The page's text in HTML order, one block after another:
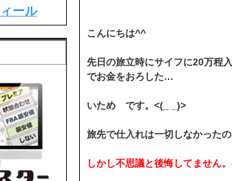
こんにちは^^
先日の旅立時にサイフに20万程
でお金をおろした…
いため です。<(_ _)>
旅先で仕入れは一切しなかった
しかし不思議と後悔してません
ール